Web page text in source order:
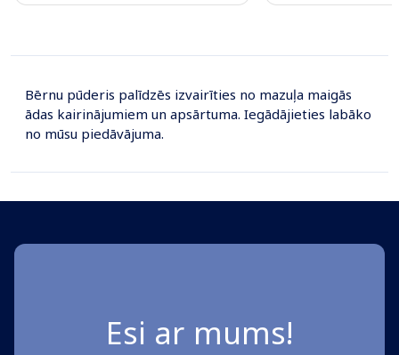
Bērnu pūderis palīdzēs izvairīties no mazuļa maigās
ādas kairinājumiem un apsārtuma. Iegādājieties labāko
no mūsu piedāvājuma.
Esi ar mums!